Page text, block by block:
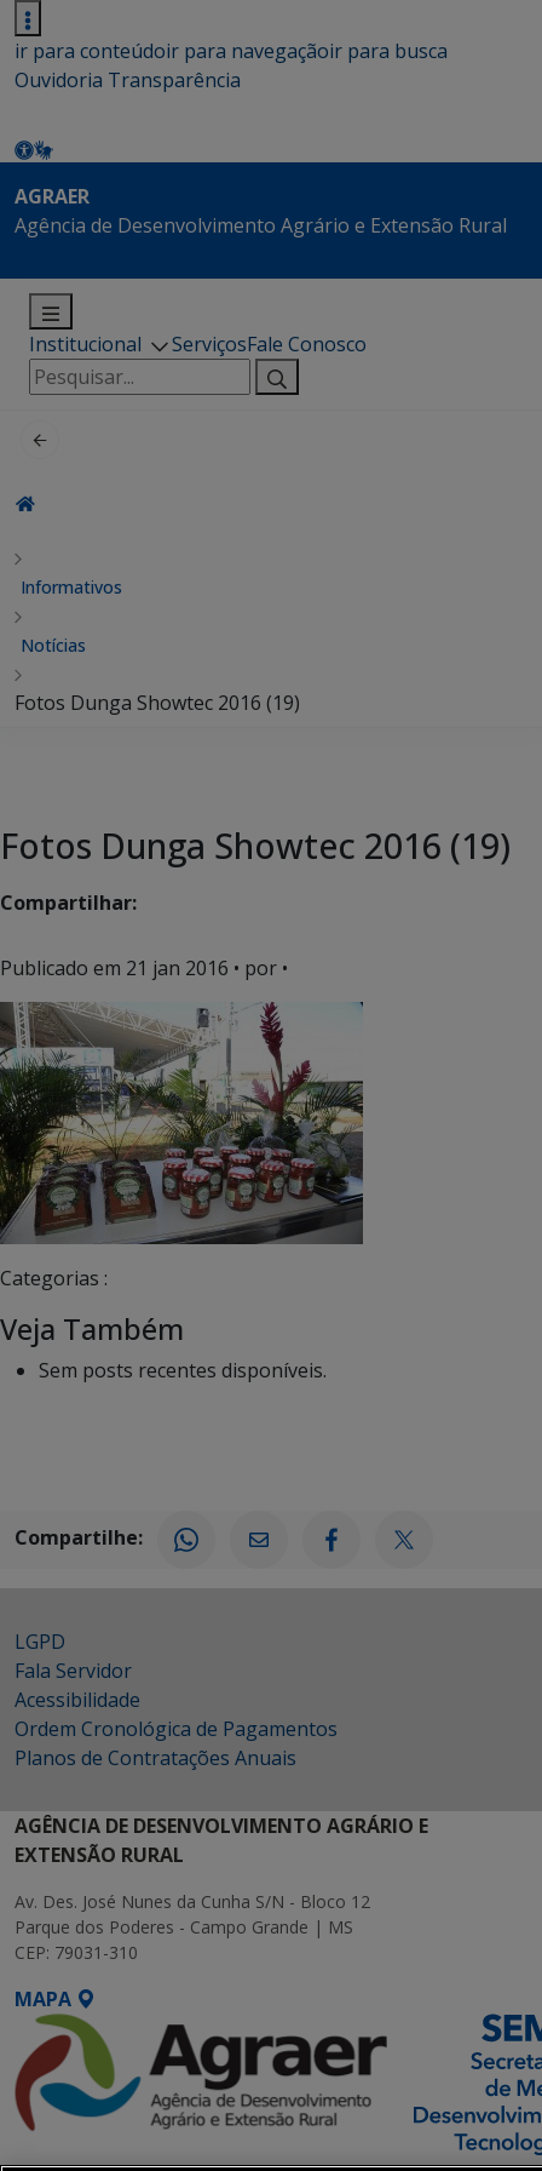
ir para conteúdoir para navegaçãoir para busca
Ouvidoria Transparência
AGRAER
Agência de Desenvolvimento Agrário e Extensão Rural
Institucional ServiçosFale Conosco
Pesquisar
por:
Informativos
Notícias
Fotos Dunga Showtec 2016 (19)
Fotos Dunga Showtec 2016 (19)
Compartilhar:
Publicado em 21 jan 2016 • por •
Categorias :
Veja Também
Sem posts recentes disponíveis.
Compartilhe:
LGPD
Fala Servidor
Acessibilidade
Ordem Cronológica de Pagamentos
Planos de Contratações Anuais
AGÊNCIA DE DESENVOLVIMENTO AGRÁRIO E
EXTENSÃO RURAL
Av. Des. José Nunes da Cunha S/N - Bloco 12
Parque dos Poderes - Campo Grande | MS
CEP: 79031-310
MAPA